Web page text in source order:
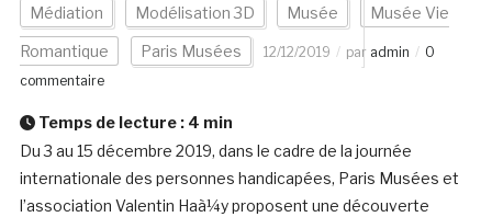
Médiation Modélisation 3D Musée Musée Vie
Romantique Paris Musées 12/12/2019 par admin
0
commentaire
Temps de lecture : 4 min
Du 3 au 15 décembre 2019, dans le cadre de la journée
internationale des personnes handicapées, Paris Musées et
l’association Valentin Haà¼y proposent une découverte